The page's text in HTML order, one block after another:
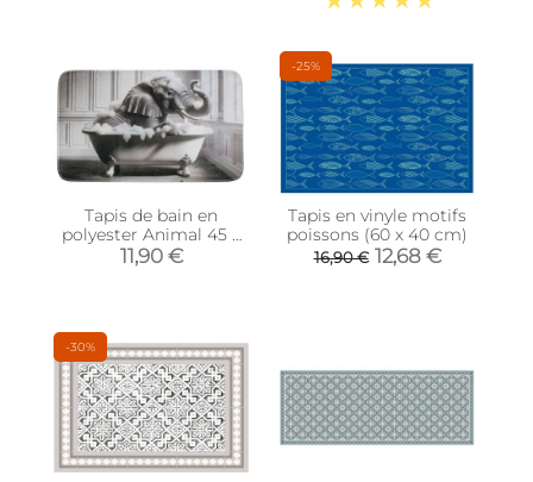
Tapis de bain en
polyester Animal 45 x
75 cm (Eléphant)
11,90 €
-25%
Tapis en vinyle motifs
poissons (60 x 40 cm)
16,90 € 12,68 €
-30%